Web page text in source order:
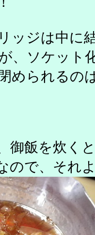
ッジは中に
、ソケット
められるの
御飯を炊く
ので、それ